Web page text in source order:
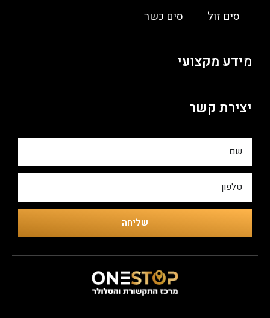
סים זול
סים כשר
מידע מקצועי
יצירת קשר
שליחה